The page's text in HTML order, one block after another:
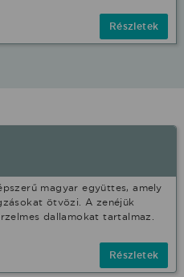
Részletek
magyar együttes, amely
ötvözi. A zenéjük
dallamokat tartalmaz.
Részletek